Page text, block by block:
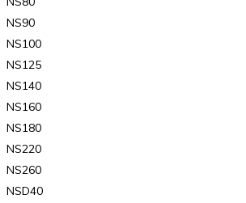
NS90
NS100
NS125
NS140
NS160
NS180
NS220
NS260
NSD40